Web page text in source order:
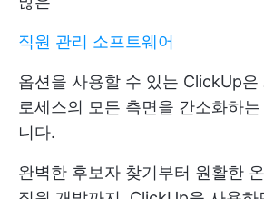
직원 관리 소프트웨어
옵션을 사용할 수 있는 ClickUp은
로세스의 모든 측면을 간소화하
니다.
완벽한 후보자 찾기부터 원활한